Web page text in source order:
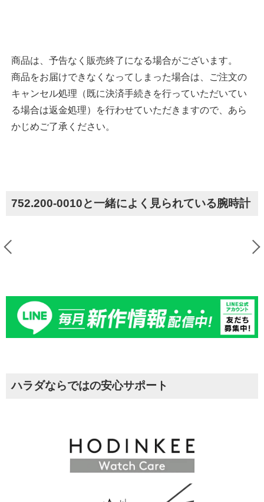
商品は、予告なく販売終了になる場合がございます。
商品をお届けできなくなってしまった場合は、ご注文の
キャンセル処理（既に決済手続きを行っていただいてい
る場合は返金処理）を行わせていただきますので、あら
かじめご了承ください。
752.200-0010と一緒によく見られている腕時計
ハラダならではの安心サポート